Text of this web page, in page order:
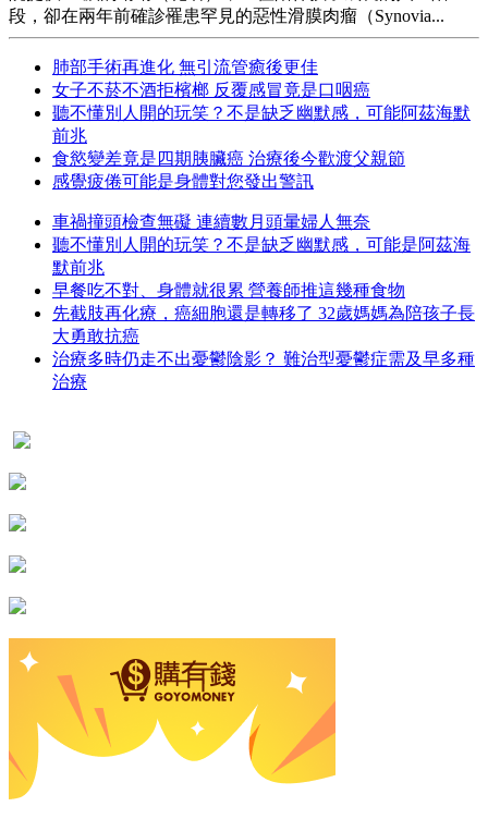
段，卻在兩年前確診罹患罕見的惡性滑膜肉瘤（Synovia...
肺部手術再進化 無引流管癒後更佳
女子不菸不酒拒檳榔 反覆感冒竟是口咽癌
聽不懂別人開的玩笑？不是缺乏幽默感，可能阿茲海默
前兆
食慾變差竟是四期胰臟癌 治療後今歡渡父親節
感覺疲倦可能是身體對您發出警訊
車禍撞頭檢查無礙 連續數月頭暈婦人無奈
聽不懂別人開的玩笑？不是缺乏幽默感，可能是阿茲海
默前兆
早餐吃不對、身體就很累 營養師推這幾種食物
先截肢再化療，癌細胞還是轉移了 32歲媽媽為陪孩子長
大勇敢抗癌
治療多時仍走不出憂鬱陰影？ 難治型憂鬱症需及早多種
治療